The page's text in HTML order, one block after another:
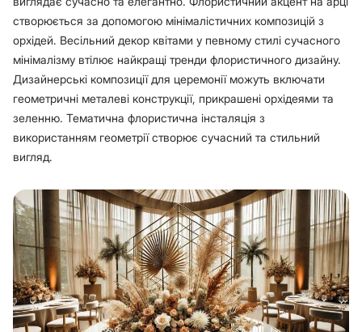
створюється за допомогою мінімалістичних композицій з
орхідей. Весільний декор квітами у певному стилі сучасного
мінімалізму втілює найкращі тренди флористичного дизайну.
Дизайнерські композиції для церемонії можуть включати
геометричні металеві конструкції, прикрашені орхідеями та
зеленню. Тематична флористична інсталяція з
використанням геометрії створює сучасний та стильний
вигляд.